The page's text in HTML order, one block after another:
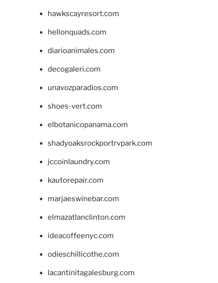
hawkscayresort.com
hellonquads.com
diarioanimales.com
decogaleri.com
unavozparadios.com
shoes-vert.com
elbotanicopanama.com
shadyoaksrockportrvpark.com
jccoinlaundry.com
kautorepair.com
marjaeswinebar.com
elmazatlanclinton.com
ideacoffeenyc.com
odieschillicothe.com
lacantinitagalesburg.com